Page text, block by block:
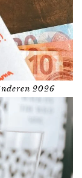
2026